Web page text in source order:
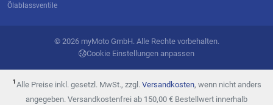
Ölablassventile
© 2026 myMoto GmbH. Alle Rechte vorbehalten.
Cookie Einstellungen anpassen
¹Alle Preise inkl. gesetzl. MwSt., zzgl. Versandkosten, wenn nicht anders
angegeben. Versandkostenfrei ab 150,00 € Bestellwert innerhalb